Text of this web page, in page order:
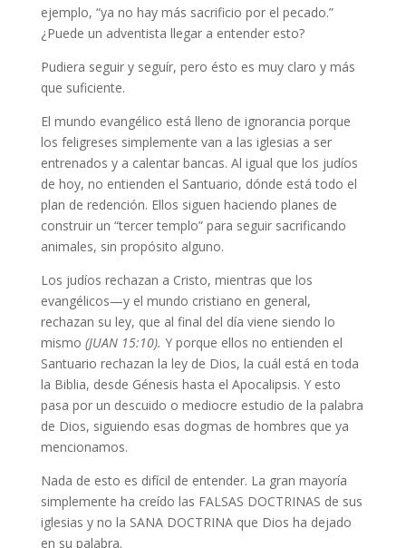
ejemplo, “ya no hay más sacrificio por el pecado.”
¿Puede un adventista llegar a entender esto?
Pudiera seguir y seguír, pero ésto es muy claro y más
que suficiente.
El mundo evangélico está lleno de ignorancia porque
los feligreses simplemente van a las iglesias a ser
entrenados y a calentar bancas. Al igual que los judíos
de hoy, no entienden el Santuario, dónde está todo el
plan de redención. Ellos siguen haciendo planes de
construir un “tercer templo” para seguir sacrificando
animales, sin propósito alguno.
Los judíos rechazan a Cristo, mientras que los
evangélicos—y el mundo cristiano en general,
rechazan su ley, que al final del día viene siendo lo
mismo (JUAN 15:10). Y porque ellos no entienden el
Santuario rechazan la ley de Dios, la cuál está en toda
la Biblia, desde Génesis hasta el Apocalipsis. Y esto
pasa por un descuido o mediocre estudio de la palabra
de Dios, siguiendo esas dogmas de hombres que ya
mencionamos.
Nada de esto es difícil de entender. La gran mayoría
simplemente ha creído las FALSAS DOCTRINAS de sus
iglesias y no la SANA DOCTRINA que Dios ha dejado
en su palabra.